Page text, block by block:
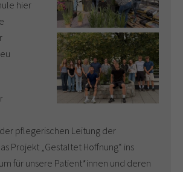
hier
pflegerischen Leitung der
Projekt „Gestaltet Hoffnung“ ins
für unsere Patient*innen und deren